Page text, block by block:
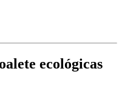
ecológicas